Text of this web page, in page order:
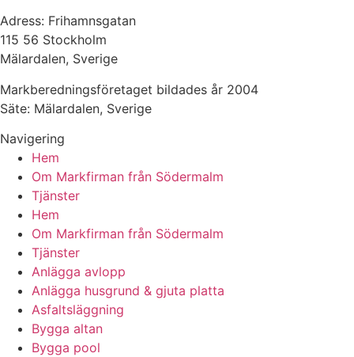
Adress: Frihamnsgatan
115 56 Stockholm
Mälardalen, Sverige
Markberedningsföretaget bildades år 2004
Säte: Mälardalen, Sverige
Navigering
Hem
Om Markfirman från Södermalm
Tjänster
Hem
Om Markfirman från Södermalm
Tjänster
Anlägga avlopp
Anlägga husgrund & gjuta platta
Asfaltsläggning
Bygga altan
Bygga pool